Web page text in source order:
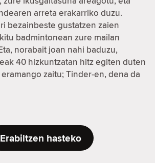
arreta erakarriko duzu.
bezainbeste gustatzen zaien
badmintonean zure mailan
norabait joan nahi baduzu,
40 hizkuntzatan hitz egiten duten
zaitu; Tinder-en, dena da
Erabiltzen hasteko